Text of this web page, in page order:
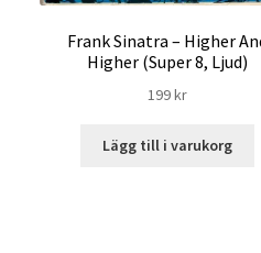
Frank Sinatra – Higher
Higher (Super 8, Ljud)
199kr
Lägg till i varukorg